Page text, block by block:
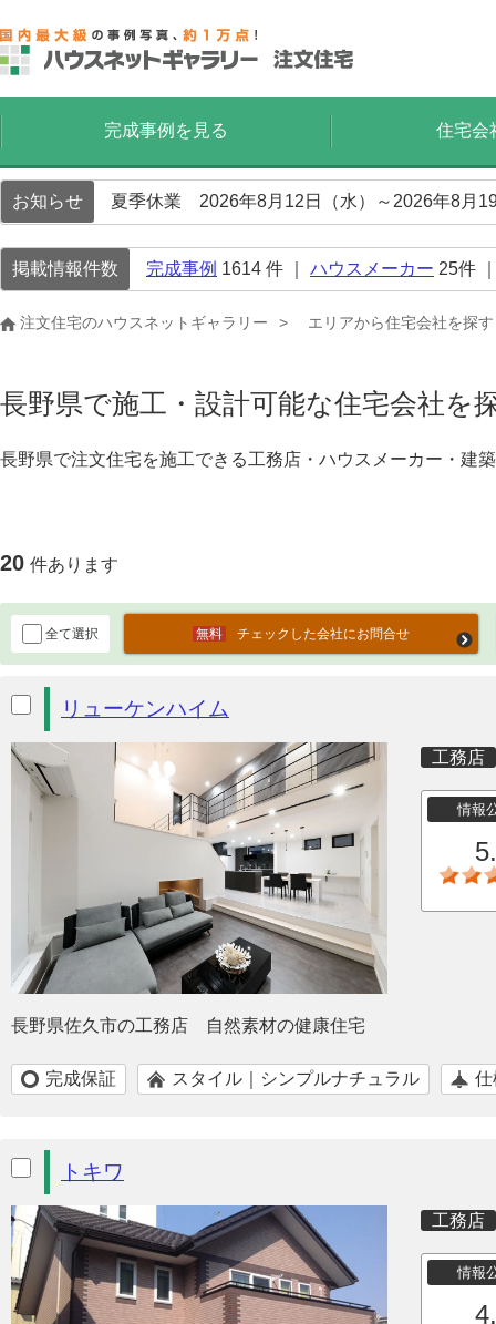
完成事例を見る 住宅会
お知らせ 夏季休業 2026年8月12日（水）～2026年8月
掲載情報件数 完成事例 1614 件 ｜ ハウスメーカー 25件
注文住宅のハウスネットギャラリー エリアから住宅会社を探す
長野県で施工・設計可能な住宅会社を
長野県で注文住宅を施工できる工務店・ハウスメーカー・建
20 件あります
全て選択 チェックした会社にお問合せ
リューケンハイム
工務店
情報
長野県佐久市の工務店 自然素材の健康住宅
完成保証 スタイル｜シンプルナチュラル 仕
トキワ
工務店
情報